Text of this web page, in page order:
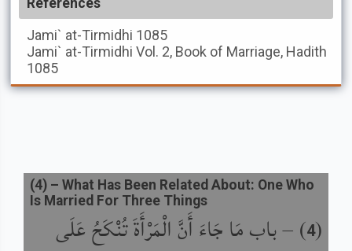
References
Jami` at-Tirmidhi 1085
Jami` at-Tirmidhi Vol. 2, Book of Marriage, Hadith
1085
(
4
) –باب مَا جَاءَ أَنَّ الْمَرْأَةَ تُنْكَحُ عَلَى
(4) – What Has Been Related About: One Who
Is Married For Three Things